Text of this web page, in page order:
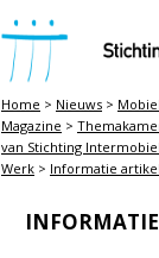
STICHTING
Home > Nieuws > Mobiel
Magazine >
van Stichting Intermobiel
Werk > Informatie